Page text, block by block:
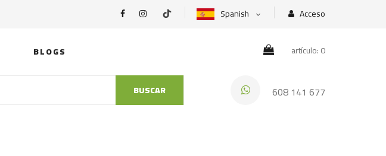
Spanish Acceso
BLOGS artículo: 0
BUSCAR 608 141 677